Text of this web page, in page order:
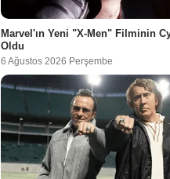
Marvel'ın Yeni "X-Men" Filminin
Oldu
6 Ağustos 2026 Perşembe